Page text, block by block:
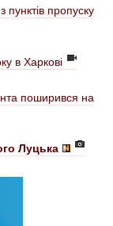
пропуску
в Харкові
поширився на
Луцька